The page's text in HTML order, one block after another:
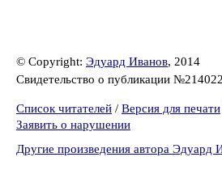
© Copyright: Эдуард Иванов, 2014
Свидетельство о публикации
Список читателей / Версия для печати
Заявить о нарушении
Другие произведения автора Эдуард